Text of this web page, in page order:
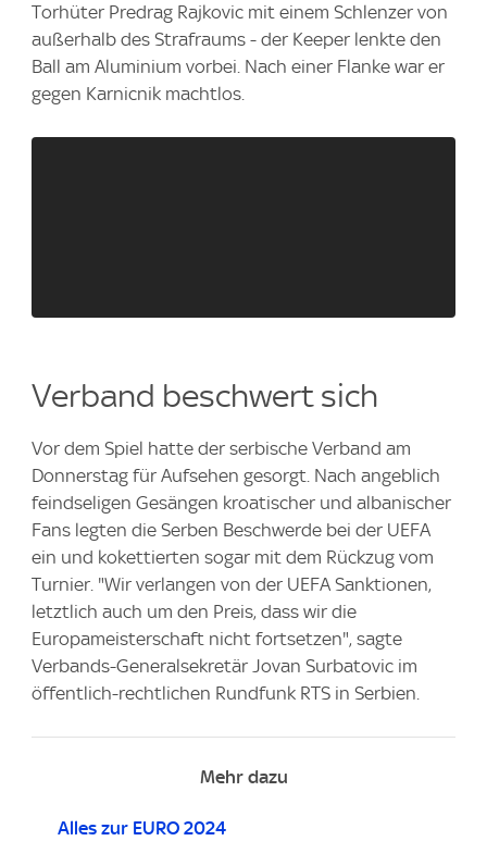
Torhüter Predrag Rajkovic mit einem Schlenzer von
außerhalb des Strafraums - der Keeper lenkte den
Ball am Aluminium vorbei. Nach einer Flanke war er
gegen Karnicnik machtlos.
Verband beschwert sich
Vor dem Spiel hatte der serbische Verband am
Donnerstag für Aufsehen gesorgt. Nach angeblich
feindseligen Gesängen kroatischer und albanischer
Fans legten die Serben Beschwerde bei der UEFA
ein und kokettierten sogar mit dem Rückzug vom
Turnier. "Wir verlangen von der UEFA Sanktionen,
letztlich auch um den Preis, dass wir die
Europameisterschaft nicht fortsetzen", sagte
Verbands-Generalsekretär Jovan Surbatovic im
öffentlich-rechtlichen Rundfunk RTS in Serbien.
Mehr dazu
Alles zur EURO 2024